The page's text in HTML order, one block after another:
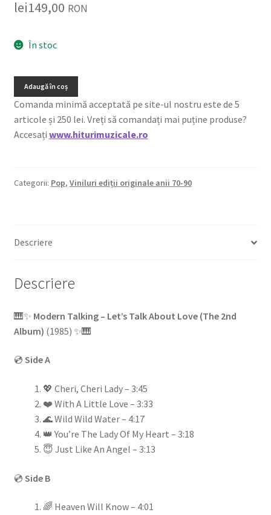
lei149,00 RON
În stoc
Adaugă în coș
Comanda minimă acceptată pe site-ul nostru este de 5
articole și 250 lei. Vreți să comandați mai puține produse?
Accesați www.hiturimuzicale.ro
Categorii: Pop, Viniluri ediții originale anii 70-90
Descriere
Descriere
🎹✨ Modern Talking – Let’s Talk About Love (The 2nd
Album) (1985) ✨🎹
💿 Side A
💖 Cheri, Cheri Lady – 3:45
❤️ With A Little Love – 3:33
🌊 Wild Wild Water – 4:17
👑 You’re The Lady Of My Heart – 3:18
😇 Just Like An Angel – 3:13
💿 Side B
🌈 Heaven Will Know – 4:01